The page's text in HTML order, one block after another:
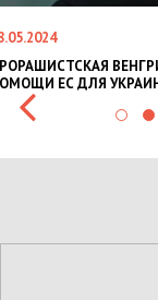
ЕС ДЛЯ